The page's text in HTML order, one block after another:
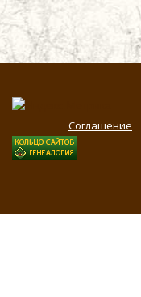
Соглашение